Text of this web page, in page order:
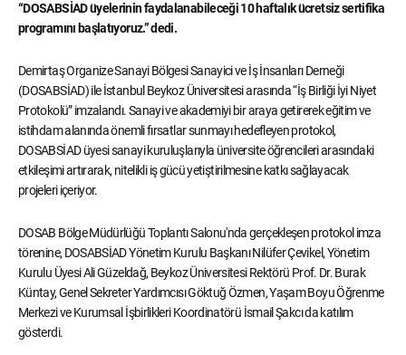
“DOSABSİAD üyelerinin faydalanabileceği 10 haftalık ücretsiz sertifika
programını başlatıyoruz.” dedi.
Demirtaş Organize Sanayi Bölgesi Sanayici ve İş İnsanları Derneği
(DOSABSİAD) ile İstanbul Beykoz Üniversitesi arasında “İş Birliği İyi Niyet
Protokolü” imzalandı. Sanayi ve akademiyi bir araya getirerek eğitim ve
istihdam alanında önemli fırsatlar sunmayı hedefleyen protokol,
DOSABSİAD üyesi sanayi kuruluşlarıyla üniversite öğrencileri arasındaki
etkileşimi artırarak, nitelikli iş gücü yetiştirilmesine katkı sağlayacak
projeleri içeriyor.
DOSAB Bölge Müdürlüğü Toplantı Salonu'nda gerçekleşen protokol imza
törenine, DOSABSİAD Yönetim Kurulu Başkanı Nilüfer Çevikel, Yönetim
Kurulu Üyesi Ali Güzeldağ, Beykoz Üniversitesi Rektörü Prof. Dr. Burak
Küntay, Genel Sekreter Yardımcısı Göktuğ Özmen, Yaşam Boyu Öğrenme
Merkezi ve Kurumsal İşbirlikleri Koordinatörü İsmail Şakcı da katılım
gösterdi.